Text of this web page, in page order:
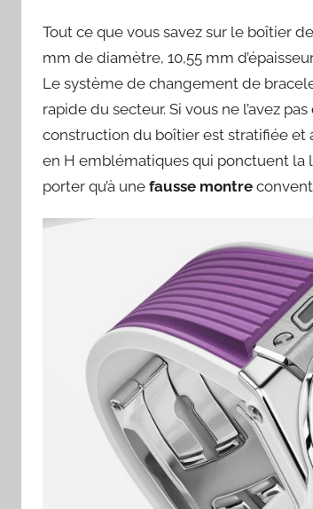
Tout ce que vous savez sur le boîtier
mm de diamètre, 10,55 mm
Le système de changement de
rapide du secteur. Si vous ne l’avez
construction du boîtier est stratifiée et
en H emblématiques qui ponctuent la
porter qu’à une fausse montre